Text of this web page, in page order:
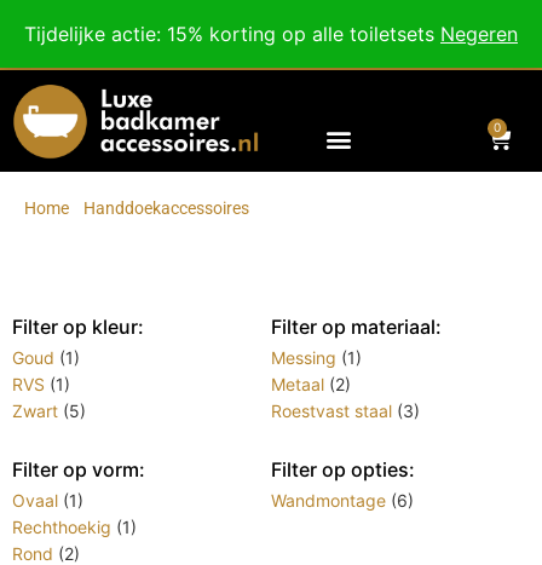
Tijdelijke actie: 15% korting op alle toiletsets Negeren
Voor 18:00 besteld, morgen in huis!
0
Home Handdoekaccessoires
Filter op kleur:
Goud (1)
RVS (1)
Zwart (5)
Filter op materiaal:
Messing (1)
Metaal (2)
Roestvast staal (3)
Filter op vorm:
Ovaal (1)
Rechthoekig (1)
Rond (2)
Filter op opties:
Wandmontage (6)